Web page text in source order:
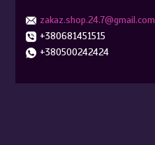
zakaz.shop.24.7@gmail.com
+380681451515
+380500242424